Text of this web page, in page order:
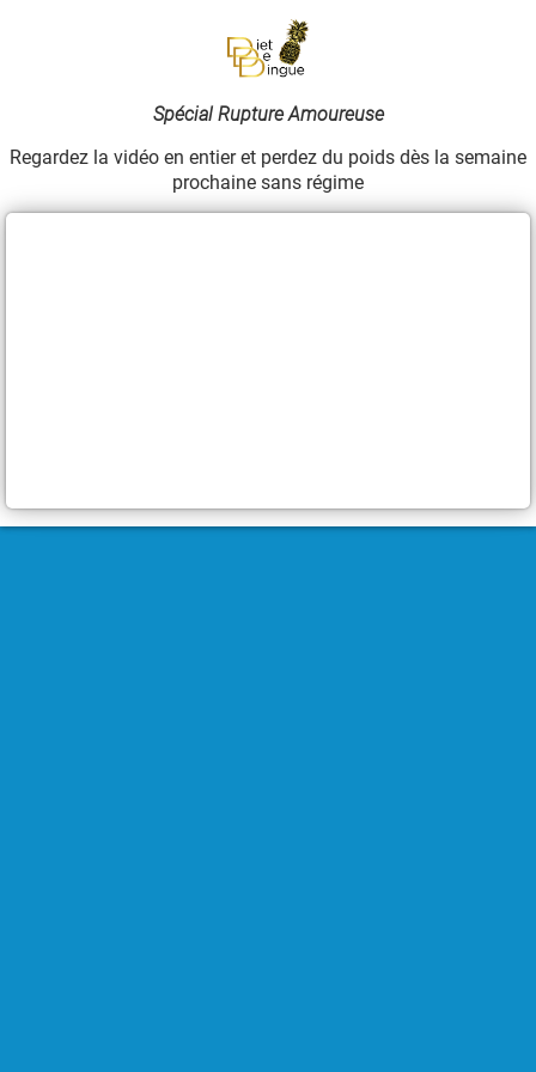
Spécial Rupture Amoureuse
Regardez la vidéo en entier et perdez du poids dès la semaine
prochaine sans régime